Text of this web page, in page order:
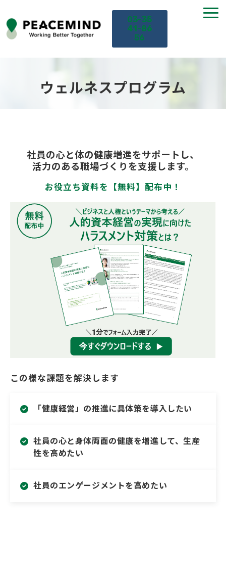
03-35
41-86
56
セミナー
お役立ち情報
導入事例
ウェルネスプログラム
社員の心と体の健康増進をサポートし、
活力のある職場づくりを支援します。
お役立ち資料を【無料】配布中！
この様な課題を解決します
「健康経営」の推進に具体策を導入したい
社員の心と身体両面の健康を増進して、生産
性を高めたい
社員のエンゲージメントを高めたい